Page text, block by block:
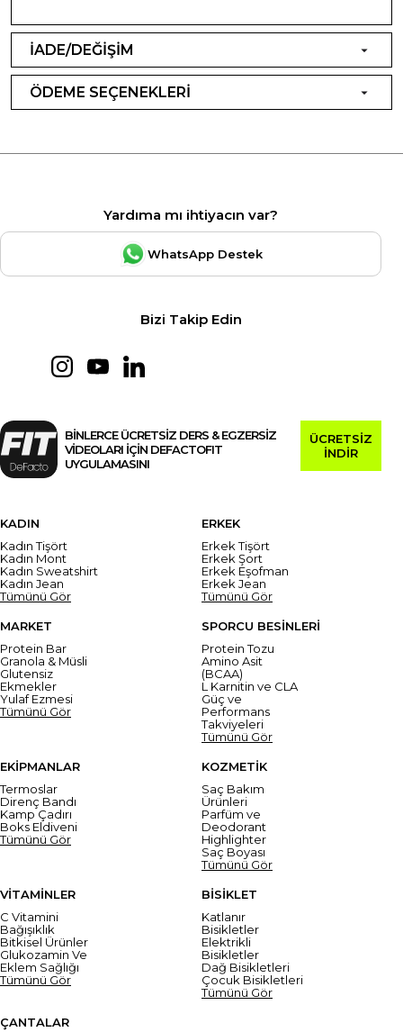
İADE/DEĞİŞİM
ÖDEME SEÇENEKLERİ
Yardıma mı ihtiyacın var?
WhatsApp Destek
Bizi Takip Edin
BİNLERCE ÜCRETSİZ DERS & EGZERSİZ
VİDEOLARI İÇİN DEFACTOFIT
UYGULAMASINI
ÜCRETSİZ
İNDİR
KADIN
Kadın Tişört
Kadın Mont
Kadın Sweatshirt
Kadın Jean
Tümünü Gör
ERKEK
Erkek Tişört
Erkek Şort
Erkek Eşofman
Erkek Jean
Tümünü Gör
MARKET
Protein Bar
Granola & Müsli
Glutensiz
Ekmekler
Yulaf Ezmesi
Tümünü Gör
SPORCU BESİNLERİ
Protein Tozu
Amino Asit
(BCAA)
L Karnitin ve CLA
Güç ve
Performans
Takviyeleri
Tümünü Gör
EKİPMANLAR
Termoslar
Direnç Bandı
Kamp Çadırı
Boks Eldiveni
Tümünü Gör
KOZMETİK
Saç Bakım
Ürünleri
Parfüm ve
Deodorant
Highlighter
Saç Boyası
Tümünü Gör
VİTAMİNLER
C Vitamini
Bağışıklık
Bitkisel Ürünler
Glukozamin Ve
Eklem Sağlığı
Tümünü Gör
BİSİKLET
Katlanır
Bisikletler
Elektrikli
Bisikletler
Dağ Bisikletleri
Çocuk Bisikletleri
Tümünü Gör
ÇANTALAR